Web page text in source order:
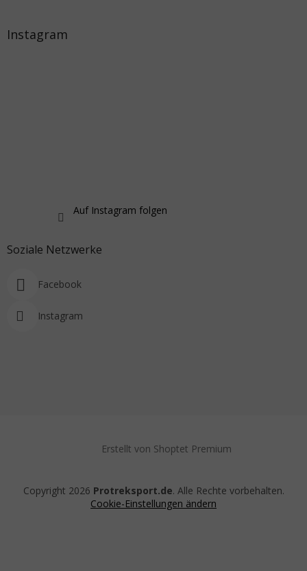
Instagram
Auf Instagram folgen
Soziale Netzwerke
Facebook
Instagram
Erstellt von Shoptet Premium
Copyright 2026 Protreksport.de. Alle Rechte vorbehalten.
Cookie-Einstellungen ändern